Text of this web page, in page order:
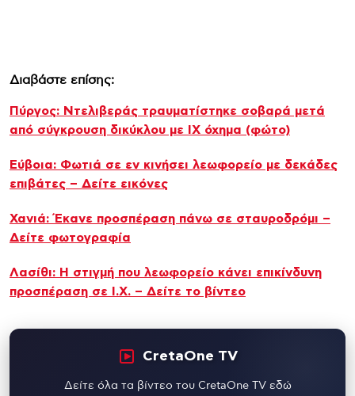
Διαβάστε επίσης:
Πύργος: Ντελιβεράς τραυματίστηκε σοβαρά μετά
από σύγκρουση δικύκλου με ΙΧ όχημα (φώτο)
Εύβοια: Φωτιά σε εν κινήσει λεωφορείο με δεκάδες
επιβάτες – Δείτε εικόνες
Χανιά: Έκανε προσπέραση πάνω σε σταυροδρόμι –
Δείτε φωτογραφία
Λασίθι: Η στιγμή που λεωφορείο κάνει επικίνδυνη
προσπέραση σε Ι.Χ. – Δείτε το βίντεο
CretaOne TV
Δείτε όλα τα βίντεο του CretaOne TV εδώ